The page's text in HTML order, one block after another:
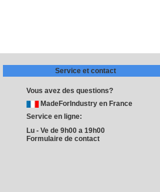
Service et contact
Vous avez des questions?
MadeForIndustry en France
Service en ligne:
Lu - Ve de 9h00 a 19h00
Formulaire de contact